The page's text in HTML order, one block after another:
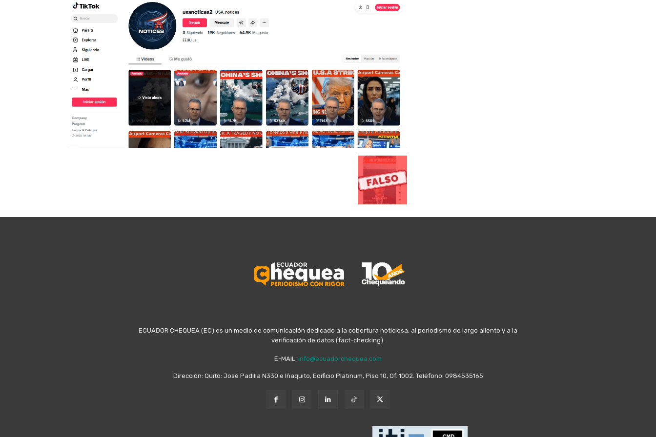
ECUADOR CHEQUEA (EC) es un medio de comunicación dedicado a la cobertura noticiosa, al periodismo de largo aliento y a la
verificación de datos (fact-checking).
E-MAIL: info@ecuadorchequea.com
Dirección: Quito: José Padilla N330 e Iñaquito, Edificio Platinum, Piso 10, Of. 1002. Teléfono: 0984535165